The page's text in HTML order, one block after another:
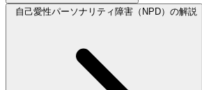
自己愛性パーソナリティ障害（NPD）の解説